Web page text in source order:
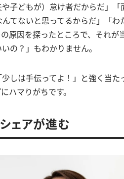
子どもが）怠け者だからだ」「
てないと思ってるからだ」「わ
原因を探ったところで、それが
の？」もわかりません。
しは手伝ってよ！」と強く当た
ハマりがちです。
ェアが進む